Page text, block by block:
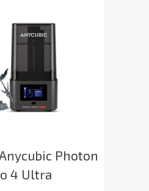
Photon
4 Ultra